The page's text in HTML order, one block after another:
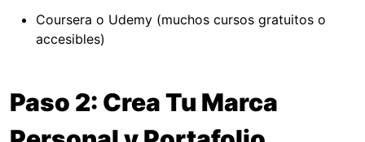
Coursera o Udemy (muchos cursos gratuitos o
accesibles)
Paso 2: Crea Tu Marca